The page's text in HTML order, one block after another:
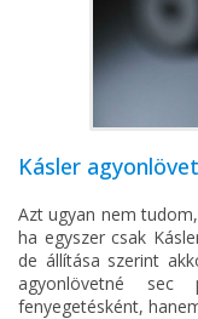
Kásler
Azt ugyan nem
ha egyszer csak
de állítása szerint
agyonlövetné
fenyegetésként,